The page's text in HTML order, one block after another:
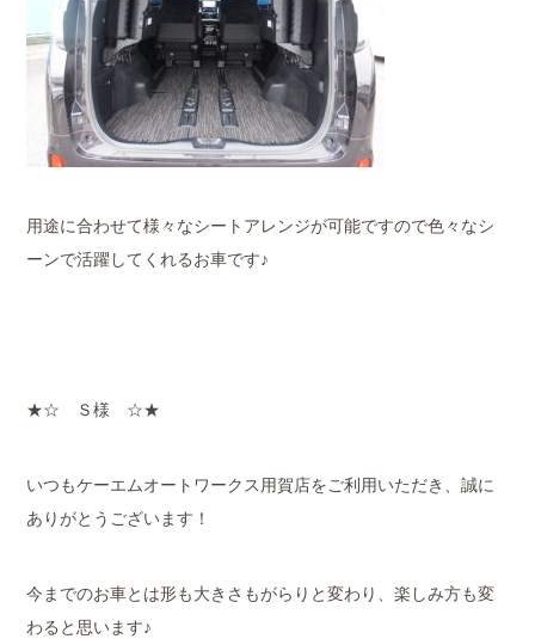
用途に合わせて様々なシートアレンジが可能ですので色々なシ
ーンで活躍してくれるお車です♪
★☆ Ｓ様 ☆★
いつもケーエムオートワークス用賀店をご利用いただき、誠に
ありがとうございます！
今までのお車とは形も大きさもがらりと変わり、楽しみ方も変
わると思います♪